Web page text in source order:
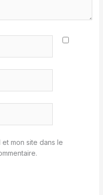
et mon site dans le